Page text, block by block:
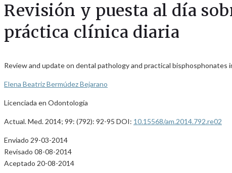
Revisión y puesta al día
práctica clínica diaria
Review and update on dental pathology and practical bisphosphonates
Elena Beatriz Bermúdez Bejarano
Licenciada en Odontología
Actual. Med. 2014; 99: (792): 92-95 DOI: 10.15568/am.2014.792.re02
Enviado 29-03-2014
Revisado 08-08-2014
Aceptado 20-08-2014